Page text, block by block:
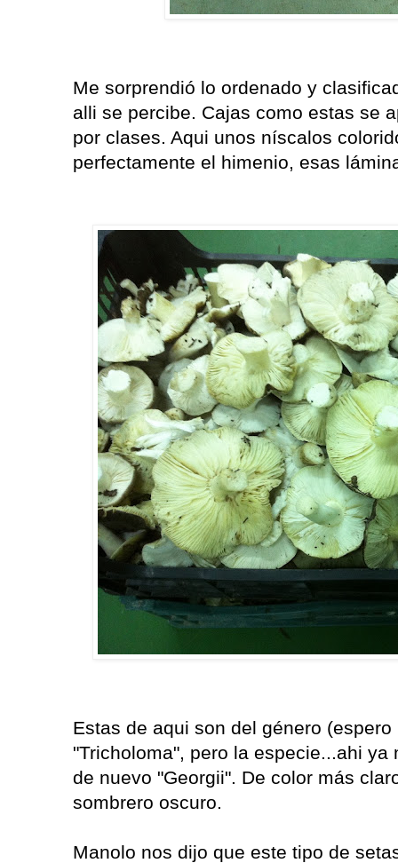
Me sorprendió lo ordenado y
alli se percibe. Cajas como estas se
por clases. Aqui unos níscalos
perfectamente el himenio, esas
Estas de aqui son del género
"Tricholoma", pero la especie...ahi
de nuevo "Georgii". De color más
sombrero oscuro.
Manolo nos dijo que este tipo de